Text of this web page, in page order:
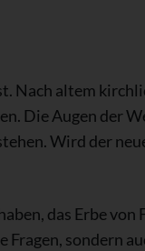
Nach altem
Die Augen der
Wird der
das Erbe von
sondern